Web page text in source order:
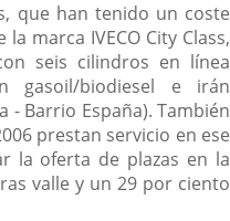
que han tenido un coste
marca IVECO City Class,
seis cilindros en línea
gasoil/biodiesel e irán
- Barrio España). También
prestan servicio en ese
la oferta de plazas en la
valle y un 29 por ciento